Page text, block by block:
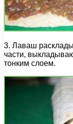
3. Лаваш
части,
тонким слоем.